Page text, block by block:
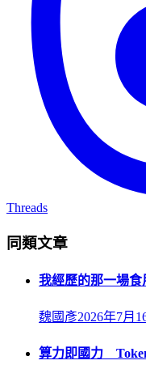
Threads
同類文章
我經歷的那一場食
魏國彥2026年7月
算力即國力